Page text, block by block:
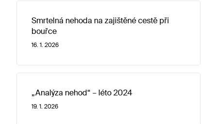
Smrtelná nehoda na zajištěné cestě při
bouřce
16. 1. 2026
„Analýza nehod“ – léto 2024
19. 1. 2026